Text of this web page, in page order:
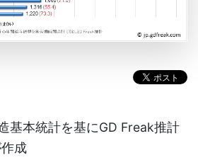
基本統計を基にGD Freak推計
成